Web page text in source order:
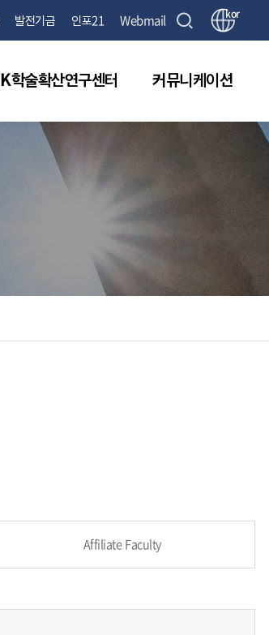
발전기금 인포21 Webmail kor
K학술확산연구센터 커뮤니케이션
Affiliate Faculty